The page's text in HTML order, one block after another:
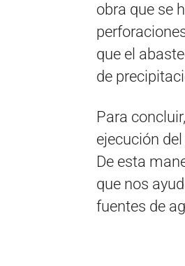
obra que se
que el
de
Para
ejecución
De esta
que nos
fuentes de